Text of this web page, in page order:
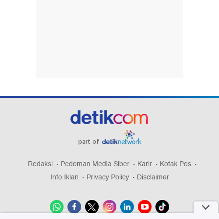
part of
Redaksi Pedoman Media Siber Karir
Kotak Pos
Info Iklan
Privacy Policy Disclaimer